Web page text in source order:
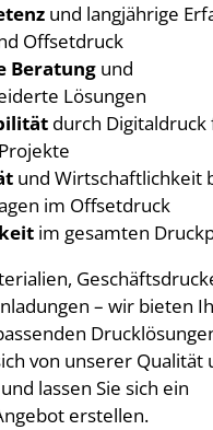
und langjährige
Offsetdruck
Beratungund
Lösungen
durch Digitaldruck
und Wirtschaftlichkeit
im Offsetdruck
im gesamten
– wir bieten
von unserer Qualität
lassen Sie sich ein
erstellen.